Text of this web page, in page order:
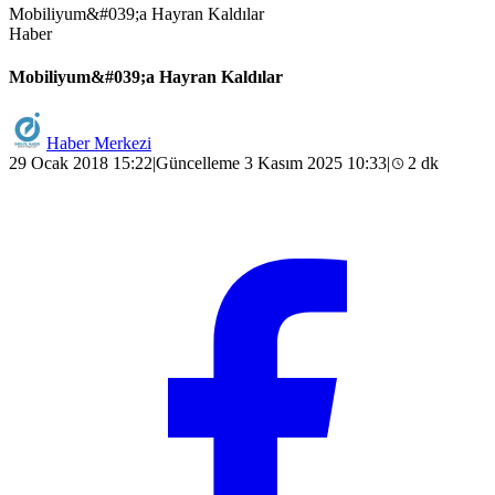
Mobiliyum&#039;a Hayran Kaldılar
Haber
Mobiliyum&#039;a Hayran Kaldılar
Haber Merkezi
29 Ocak 2018 15:22|Güncelleme 3 Kasım 2025 10:33| 2 dk